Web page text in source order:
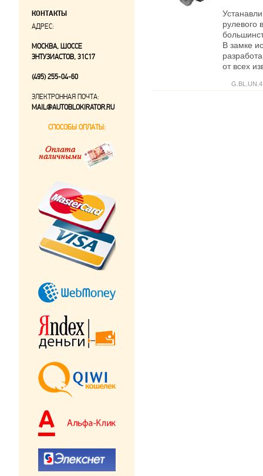
рулевого
В замке
от всех
КОНТАКТЫ
АДРЕС:
МОСКВА, ШОССЕ
ЭНТУЗИАСТОВ, 31С17
(495) 255-04-60
ЭЛЕКТРОННАЯ ПОЧТА:
MAIL@AUTOBLOKIRATOR.RU
СПОСОБЫ ОПЛАТЫ: